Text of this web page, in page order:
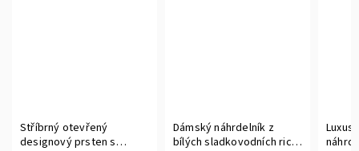
Stříbrný otevřený
designový prsten s
Dámský náhrdelník z
bílých sladkovodních rice